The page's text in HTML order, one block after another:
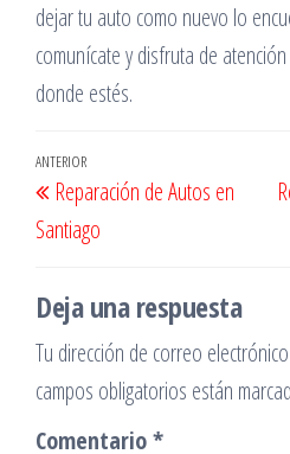
dejar tu auto como nuevo lo
comunícate y disfruta de
donde estés.
Navegación
de
entradas
Entrada
anterior
ANTERIOR
Reparación de Autos en
Santiago
Deja una respuesta
Tu dirección de correo
campos obligatorios están
Comentario*